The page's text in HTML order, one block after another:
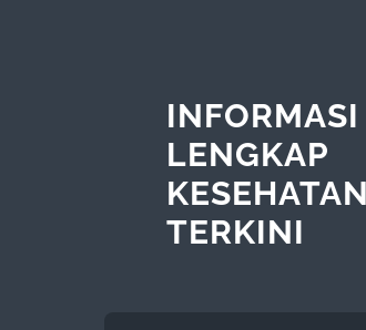
INFORMASI
LENGKAP
KESEHATAN
TERKINI